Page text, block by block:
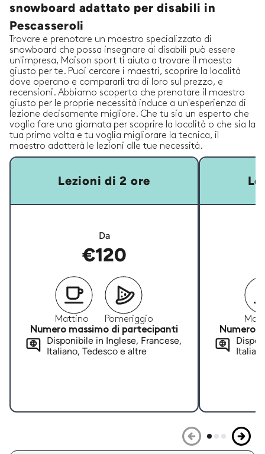
snowboard adattato per disabili in
Pescasseroli
Trovare e prenotare un maestro specializzato di
snowboard che possa insegnare ai disabili può essere
un'impresa, Maison sport ti aiuta a trovare il maesto
giusto per te. Puoi cercare i maestri, scoprire la località
dove operano e compararli tra di loro sul prezzo, e
recensioni. Abbiamo scoperto che prenotare il maestro
giusto per le proprie necessità induce a un'esperienza di
lezione decisamente migliore. Che tu sia un esperto che
voglia fare una giornata per scoprire la località o che sia la
tua prima volta e tu voglia migliorare la tecnica, il
maestro adatterà le lezioni alle tue necessità.
Lezioni di 2 ore
Da
€120
Mattino
Pomeriggio
Numero massimo di partecipanti
Disponibile in Inglese, Francese,
Italiano, Tedesco e altre
Numero